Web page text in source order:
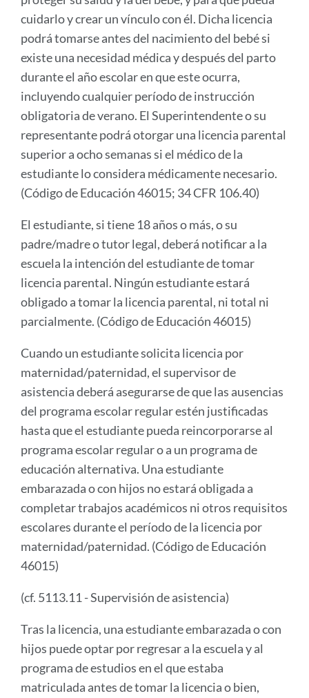
cuidarlo y crear un vínculo con él. Dicha licencia
podrá tomarse antes del nacimiento del bebé si
existe una necesidad médica y después del parto
durante el año escolar en que este ocurra,
incluyendo cualquier período de instrucción
obligatoria de verano. El Superintendente o su
representante podrá otorgar una licencia parental
superior a ocho semanas si el médico de la
estudiante lo considera médicamente necesario.
(Código de Educación 46015; 34 CFR 106.40)
El estudiante, si tiene 18 años o más, o su
padre/madre o tutor legal, deberá notificar a la
escuela la intención del estudiante de tomar
licencia parental. Ningún estudiante estará
obligado a tomar la licencia parental, ni total ni
parcialmente. (Código de Educación 46015)
Cuando un estudiante solicita licencia por
maternidad/paternidad, el supervisor de
asistencia deberá asegurarse de que las ausencias
del programa escolar regular estén justificadas
hasta que el estudiante pueda reincorporarse al
programa escolar regular o a un programa de
educación alternativa. Una estudiante
embarazada o con hijos no estará obligada a
completar trabajos académicos ni otros requisitos
escolares durante el período de la licencia por
maternidad/paternidad. (Código de Educación
46015)
(cf. 5113.11 - Supervisión de asistencia)
Tras la licencia, una estudiante embarazada o con
hijos puede optar por regresar a la escuela y al
programa de estudios en el que estaba
matriculada antes de tomar la licencia o bien,